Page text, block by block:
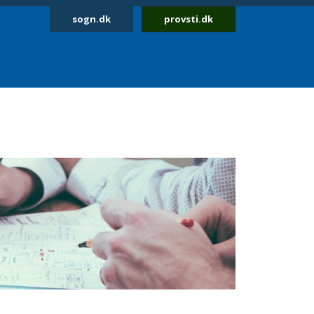
sogn.dk provsti.dk